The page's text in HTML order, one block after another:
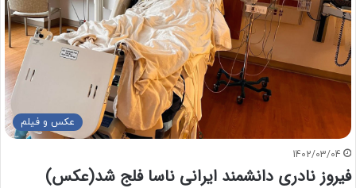
عکس و فیلم
1402/03/04
فیروز نادری دانشمند ایرانی ناسا فلج شد(عکس)